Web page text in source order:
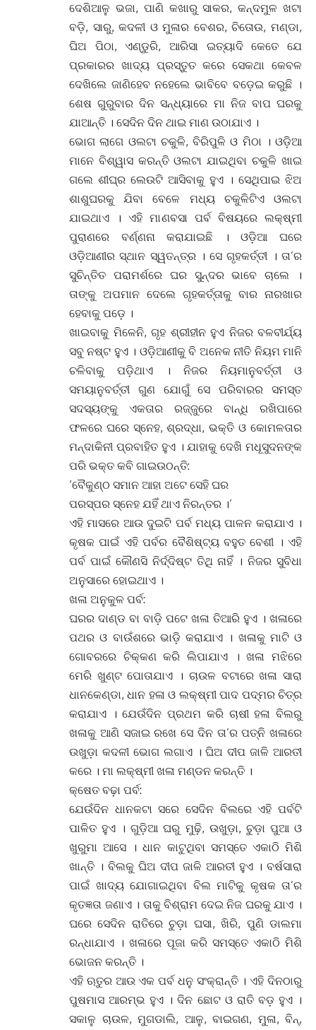
ଦେଶିଆଳୁ ଭଜା, ପାଣି କଖାରୁ ସାକର, କନ୍ଦମୁଳ ଖଟା
ବଡ଼ି, ସାରୁ, କଦଳୀ ଓ ମୁଳାର ବେଶର, ଚିତୋଉ, ମଣ୍ଡା,
ଘିଅ ପିଠା, ଏଣ୍ଡୁରି, ଆରିସା ଇତ୍ୟାଦି କେତେ ଯେ
ପ୍ରକାରର ଖାଦ୍ୟ ପ୍ରସ୍ତୁତ କରେ ସେକଥା କେବଳ
ଦେଖିଲେ ଜାଣିହେବ ନହେଲେ ଭାବିବେ ବଡ଼େଇ କରୁଛି ।
ଶେଷ ଗୁରୁବାର ଦିନ ସନ୍ଧ୍ୟାରେ ମା ନିଜ ବାପ ଘରକୁ
ଯାଆନ୍ତି । ସେଦିନ ଦିନ ଥାଇ ମାଣ ଉଠାଯାଏ ।
ଭୋଗ ଲାଗେ ଓଲଟା ଚକୁଳି, ବିରିପୁଳି ଓ ମିଠା । ଓଡ଼ିଆ
ମାନେ ବିଶ୍ୱାସ କରନ୍ତି ଓଲଟା ଯାଇଥିବା ଚକୁଳି ଖାଇ
ଗଲେ ଶୀଘ୍ର ଲେଉଟି ଆସିବାକୁ ହୁଏ । ସେଥିପାଇ ଝିଅ
ଶାଶୁଘରକୁ ଯିବା ବେଳେ ମଧ୍ୟ ଚକୁଳିଟିଏ ଓଲଟା
ଯାଇଥାଏ । ଏହି ମାଣବସା ପର୍ବ ବିଷୟରେ ଲକ୍ଷ୍ମୀ
ପୁରାଣରେ ବର୍ଣ୍ଣନା କରାଯାଇଛି । ଓଡ଼ିଆ ଘରେ
ଓଡ଼ିଆଣୀର ସ୍ଥାନ ସ୍ୱତନ୍ତ୍ର । ସେ ଗୃହକର୍ତ୍ତୀ । ତା’ର
ସୁଚିନ୍ତିତ ପରାମର୍ଶରେ ଘର ସୁନ୍ଦର ଭାବେ ଚାଲେ ।
ତାଙ୍କୁ ଅପମାନ ଦେଲେ ଗୃହକର୍ତ୍ତାକୁ ବାର ନାରଖାର
ହେବାକୁ ପଡ଼େ ।
ଖାଇବାକୁ ମିଳେନି, ଗୃହ ଶ୍ରୀହୀନ ହୁଏ ନିଜର ବଳବୀର୍ଯ୍ୟ
ସବୁ ନଷ୍ଟ ହୁଏ । ଓଡ଼ିଆଣୀକୁ ବି ଅନେକ ନୀତି ନିୟମ ମାନି
ଚଳିବାକୁ ପଡ଼ିଥାଏ । ନିଜର ନିୟମାନୁବର୍ତ୍ତୀ ଓ
ସମୟାନୁବର୍ତ୍ତୀ ଗୁଣ ଯୋଗୁଁ ସେ ପରିବାରର ସମସ୍ତ
ସଦସ୍ୟଙ୍କୁ ଏକତାର ରଜ୍ଜୁରେ ବାନ୍ଧି ରଖିପାରେ
ଫଳରେ ଘରେ ସ୍ନେହ, ଶ୍ରଦ୍ଧା, ଭକ୍ତି ଓ କୋମଳତାର
ମନ୍ଦାକିନୀ ପ୍ରବାହିତ ହୁଏ । ଯାହାକୁ ଦେଖି ମଧୂସୁଦନଙ୍କ
ପରି ଭକ୍ତ କବି ଗାଇଉଠନ୍ତି:
‘ବୈକୁଣ୍ଠ ସମାନ ଆହା ଅଟେ ସେହି ଘର
ପରସ୍ପର ସ୍ନେହ ଯହିଁ ଥାଏ ନିରନ୍ତର ।’
ଏହି ମାସରେ ଆଉ ଦୁଇଟି ପର୍ବ ମଧ୍ୟ ପାଳନ କରାଯାଏ ।
କୃଷକ ପାଇଁ ଏହି ପର୍ବର ବୈଶିଷ୍ଟ୍ୟ ବହୁତ ବେଶୀ । ଏହି
ପର୍ବ ପାଇଁ କୌଣସି ନିର୍ଦ୍ଦିଷ୍ଟ ତିଥି ନାହିଁ । ନିଜର ସୁବିଧା
ଅନୁସାରେ ହୋଇଥାଏ ।
ଖଳା ଅନୁକୁଳ ପର୍ବ:
ଘରର ଦାଣ୍ଡ ବା ବାଡ଼ି ପଟେ ଖଳା ତିଆରି ହୁଏ । ଖଳାରେ
ପଥର ଓ ବାଉଁଶରେ ଭାଡ଼ି କରାଯାଏ । ଖଳାକୁ ମାଟି ଓ
ଗୋବରରେ ଚିକ୍କଣ କରି ଲିପାଯାଏ । ଖଳା ମଝିରେ
ମେରି ଖୁଣ୍ଟ ପୋତାଯାଏ । ଚାଉଳ ବଟାରେ ଖଳା ସାରା
ଧାନକେଣ୍ଡା, ଧାନ ହଳା ଓ ଲକ୍ଷ୍ମୀ ପାଦ ପଦ୍ମର ଚିତ୍ର
କରାଯାଏ । ଯେଉଁଦିନ ପ୍ରଥମ କରି ଚାଷୀ ହଳା ବିଲରୁ
ଖଳାକୁ ଆଣି ସଜାଇ ରଖେ ସେ ଦିନ ତା’ର ପତ୍ନି ଖଳାରେ
ଉଖୁଡ଼ା କଦଳୀ ଭୋଗ ଲଗାଏ । ଘିଅ ଦୀପ ଜାଳି ଆରତୀ
କରେ । ମା ଲକ୍ଷ୍ମୀ ଖଳା ମଣ୍ଡନ କରନ୍ତି ।
କ୍ଷେତ ବଢ଼ା ପର୍ବ:
ଯେଉଁଦିନ ଧାନକଟା ସରେ ସେଦିନ ବିଲରେ ଏହି ପର୍ବଟି
ପାଳିତ ହୁଏ । ଗୁଡ଼ିଆ ଘରୁ ମୁଢ଼ି, ଉଖୁଡ଼ା, ଚୁଡ଼ା ପୁଆ ଓ
ଖୁରୁମା ଆସେ । ଧାନ କାଟୁଥିବା ସମସ୍ତେ ଏକାଠି ମିଶି
ଖାନ୍ତି । ବିଲକୁ ଘିଅ ଦୀପ ଜାଳି ଆରତୀ ହୁଏ । ବର୍ଷସାରା
ପାଇଁ ଖାଦ୍ୟ ଯୋଗାଇଥିବା ବିଲ ମାଟିକୁ କୃଷକ ତା’ର
କୃତଜ୍ଞତା ଜଣାଏ । ତାକୁ ବିଶ୍ରାମ ଦେଇ ନିଜ ଘରକୁ ଯାଏ ।
ଘରେ ସେଦିନ ରାତିରେ ଚୁଡ଼ା ଘସା, ଖିରି, ପୁଣି ଡାଲମା
ରନ୍ଧାଯାଏ । ଖଳାରେ ପୂଜା କରି ସମସ୍ତେ ଏକାଠି ମିଶି
ଭୋଜନ କରନ୍ତି ।
ଏହି ଋତୁର ଆଉ ଏକ ପର୍ବ ଧନୁ ସଂକ୍ରାନ୍ତି । ଏହି ଦିନଠାରୁ
ପୁଷମାସ ଆରମ୍ଭ ହୁଏ । ଦିନ ଛୋଟ ଓ ରାତି ବଡ଼ ହୁଏ ।
ସକାଳୁ ଚାଉଳ, ମୁଗଡାଲି, ଆଳୁ, ବାଇଗଣ, ମୁଳା, ବିନ୍,